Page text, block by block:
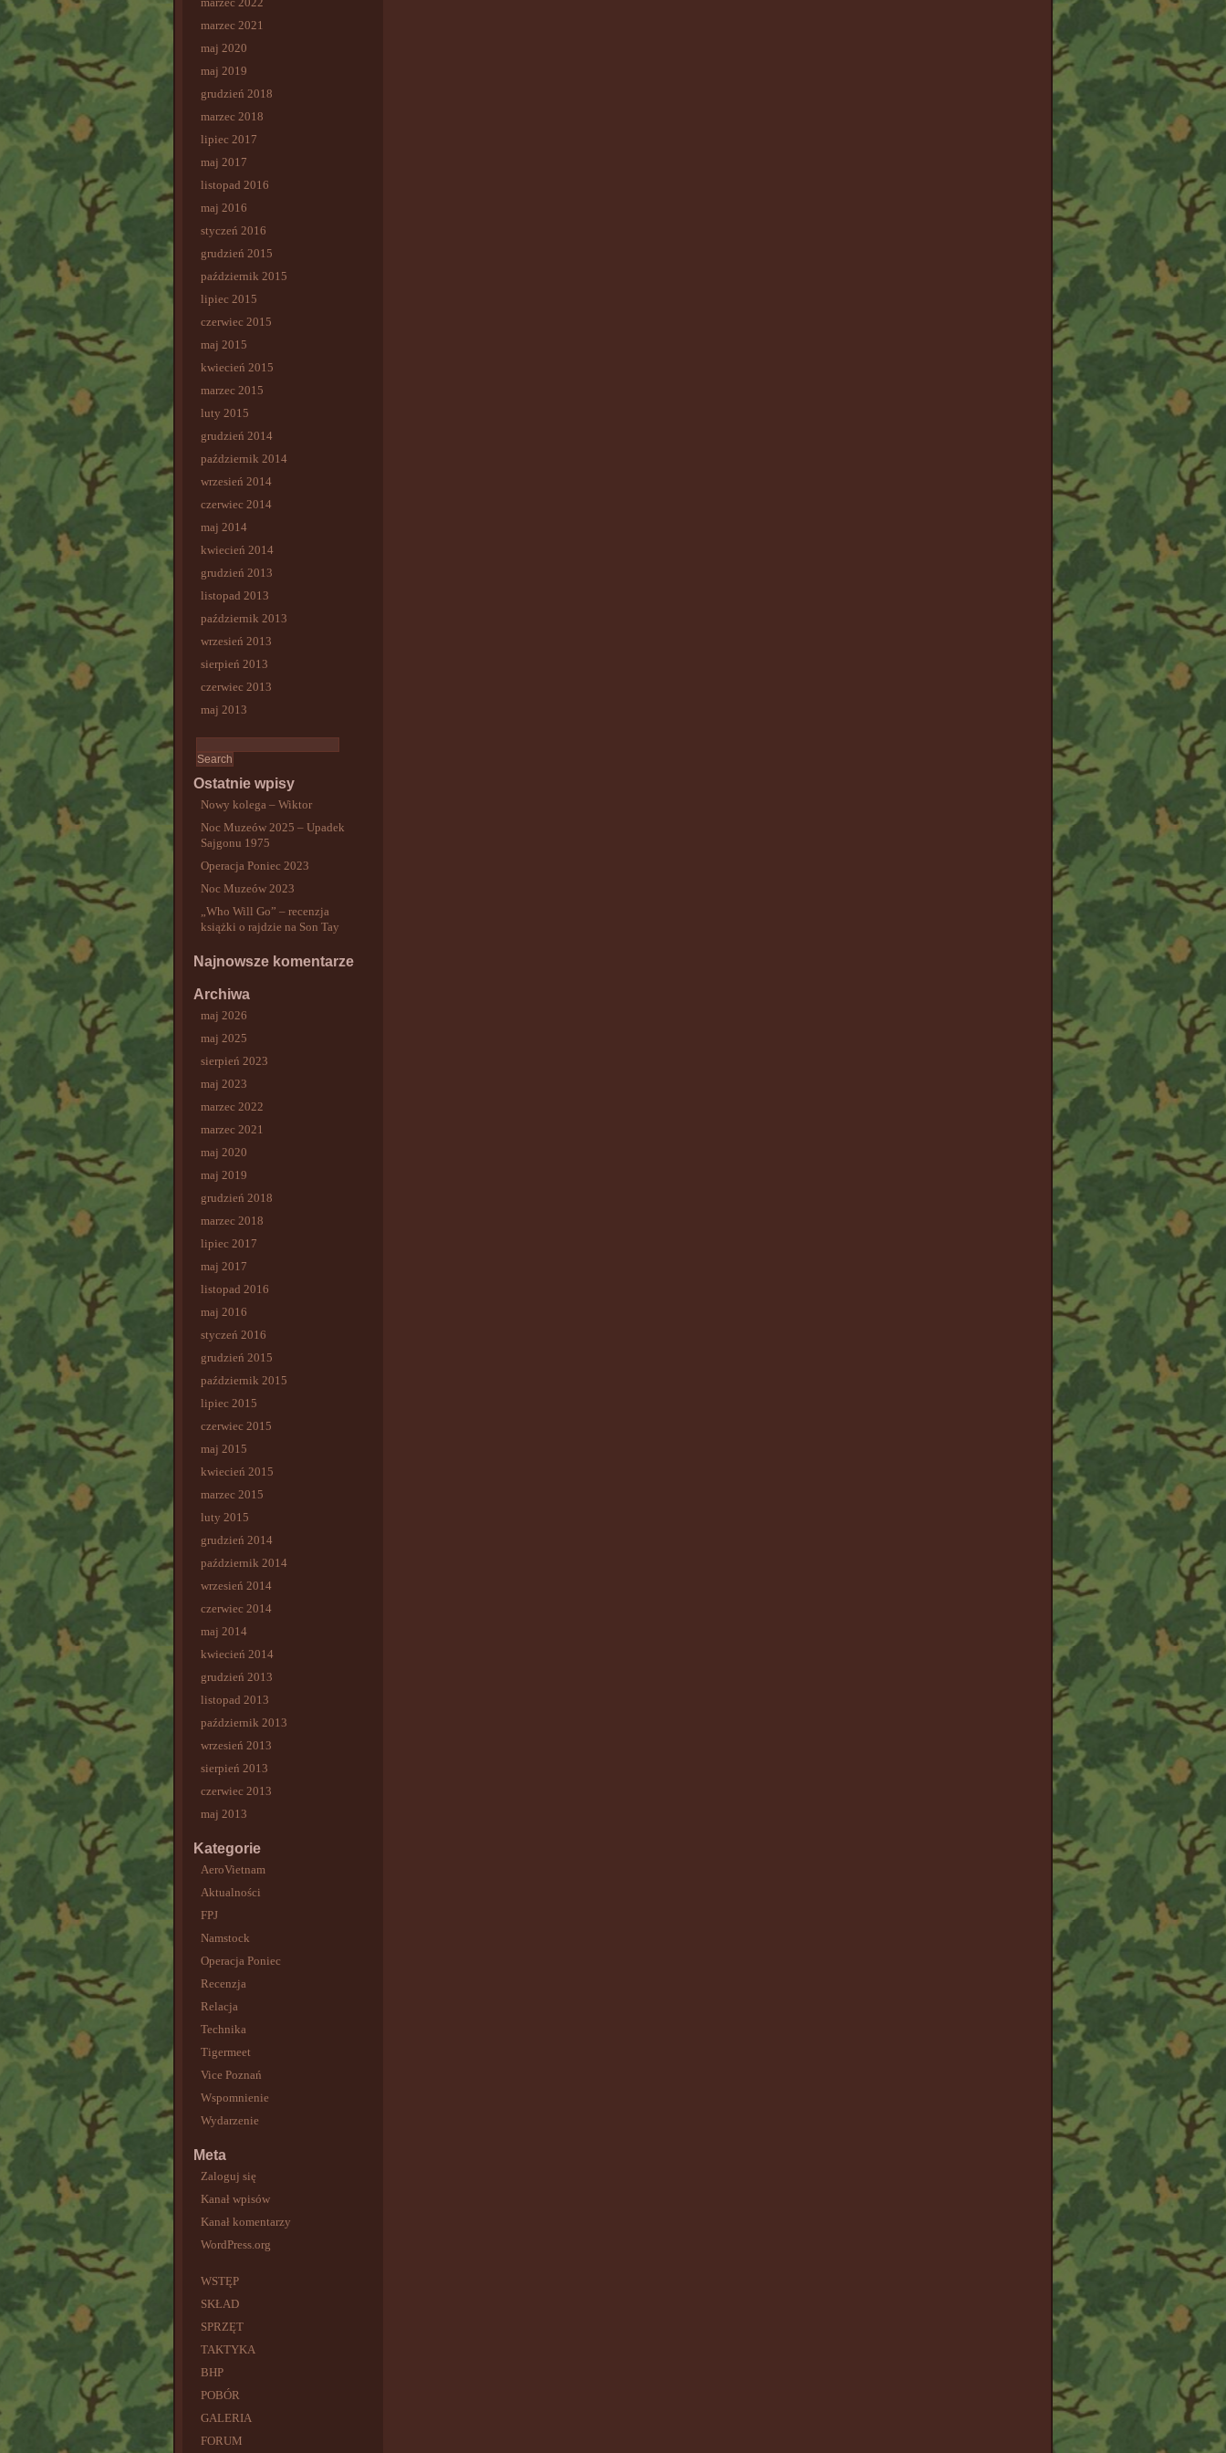
marzec 2021
maj 2020
maj 2019
grudzień 2018
marzec 2018
lipiec 2017
maj 2017
listopad 2016
maj 2016
styczeń 2016
grudzień 2015
październik 2015
lipiec 2015
czerwiec 2015
maj 2015
kwiecień 2015
marzec 2015
luty 2015
grudzień 2014
październik 2014
wrzesień 2014
czerwiec 2014
maj 2014
kwiecień 2014
grudzień 2013
listopad 2013
październik 2013
wrzesień 2013
sierpień 2013
czerwiec 2013
maj 2013
Ostatnie wpisy
Nowy kolega – Wiktor
Noc Muzeów 2025 – Upadek
Sajgonu 1975
Operacja Poniec 2023
Noc Muzeów 2023
„Who Will Go” – recenzja
książki o rajdzie na Son Tay
Najnowsze komentarze
Archiwa
maj 2026
maj 2025
sierpień 2023
maj 2023
marzec 2022
marzec 2021
maj 2020
maj 2019
grudzień 2018
marzec 2018
lipiec 2017
maj 2017
listopad 2016
maj 2016
styczeń 2016
grudzień 2015
październik 2015
lipiec 2015
czerwiec 2015
maj 2015
kwiecień 2015
marzec 2015
luty 2015
grudzień 2014
październik 2014
wrzesień 2014
czerwiec 2014
maj 2014
kwiecień 2014
grudzień 2013
listopad 2013
październik 2013
wrzesień 2013
sierpień 2013
czerwiec 2013
maj 2013
Kategorie
AeroVietnam
Aktualności
FPJ
Namstock
Operacja Poniec
Recenzja
Relacja
Technika
Tigermeet
Vice Poznań
Wspomnienie
Wydarzenie
Meta
Zaloguj się
Kanał wpisów
Kanał komentarzy
WordPress.org
WSTĘP
SKŁAD
SPRZĘT
TAKTYKA
BHP
POBÓR
GALERIA
FORUM